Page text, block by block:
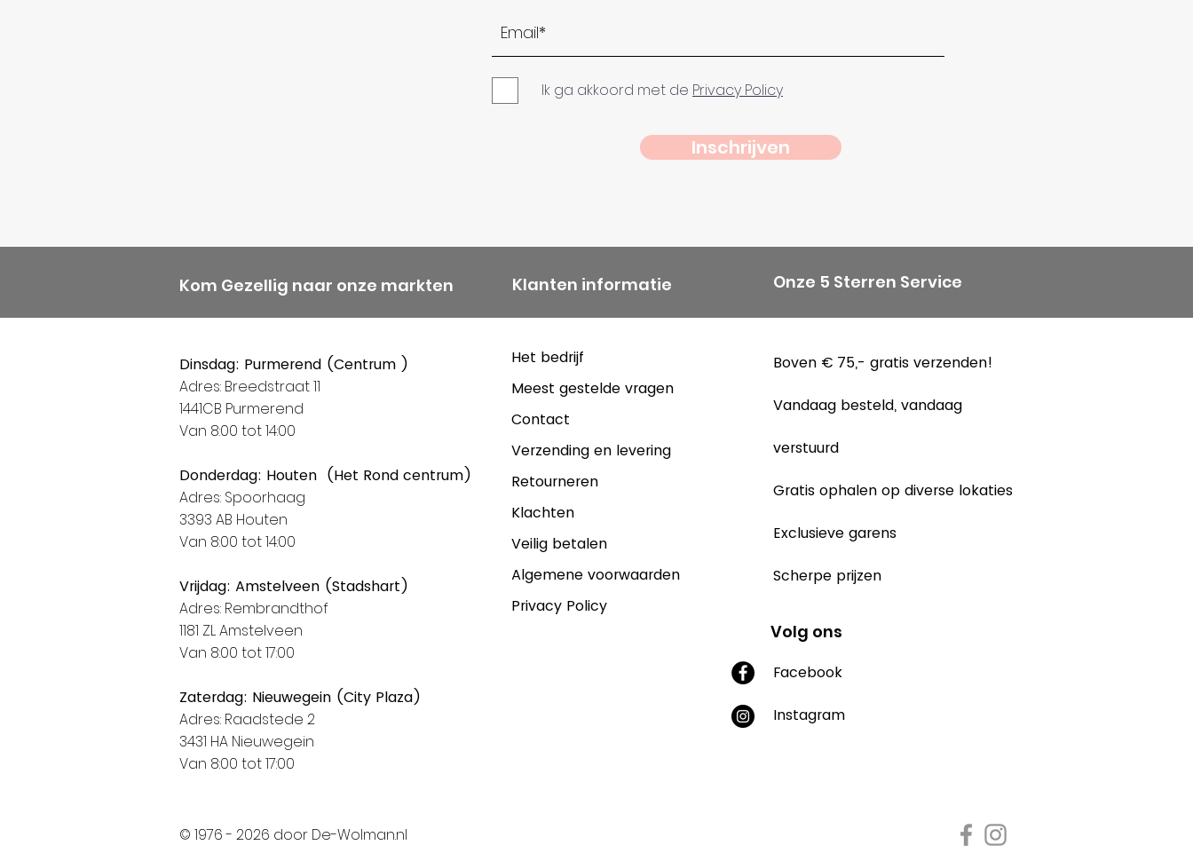
Ik ga akkoord met de Privacy Policy
Inschrijven
Kom Gezellig naar onze markten Klanten informatie Onze 5 Sterren Service
Dinsdag: Purmerend (Centrum )
Adres: Breedstraat 11
1441CB Purmerend
Van 8:00 tot 14:00
Donderdag: Houten (Het Rond centrum)
Adres: Spoorhaag
3393 AB Houten
Van 8:00 tot 14:00
Vrijdag: Amstelveen (Stadshart)
Adres: Rembrandthof
1181 ZL Amstelveen
Van 8:00 tot 17:00
Zaterdag: Nieuwegein (City Plaza)
Adres: Raadstede 2
3431 HA Nieuwegein
Van 8:00 tot 17:00
Het bedrijf
Meest gestelde vragen
Contact
Verzending en levering
Retourneren
Klachten
Veilig betalen
Algemene voorwaarden
Privacy Policy
Boven € 75,- gratis verzenden!
Vandaag besteld, vandaag
verstuurd
Gratis ophalen op diverse lokaties
Exclusieve garens
Scherpe prijzen
Volg ons
Facebook
Instagram
© 1976 - 2026 door De-Wolman.nl